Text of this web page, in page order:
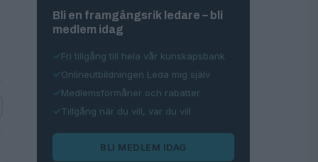
Bli en framgångsrik ledare – bli
medlem idag
Fri tillgång till hela vår kunskapsbank
Onlineutbildningen Leda mig själv
Medlemsförmåner och rabatter
Tillgång när du vill, var du vill
BLI MEDLEM IDAG